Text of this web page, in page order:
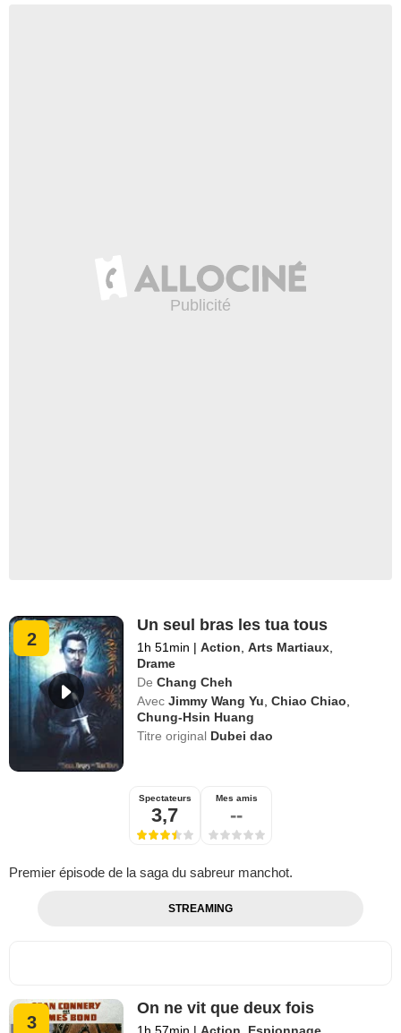
2
Un seul bras les tua tous
1h 51min | Action ,Arts Martiaux
Drame
De Chang Cheh
Avec Jimmy Wang Yu ,Chiao Chiao
Chung-Hsin Huang
Titre original Dubei dao
Spectateurs
3,7
Mes amis
--
Premier épisode de la saga du sabreur manchot.
STREAMING
3
On ne vit que deux fois